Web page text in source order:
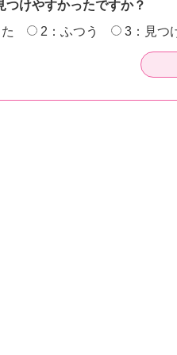
つけやすかったですか？
2：ふつう 3：見つ